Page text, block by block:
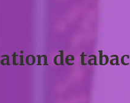
de tabac